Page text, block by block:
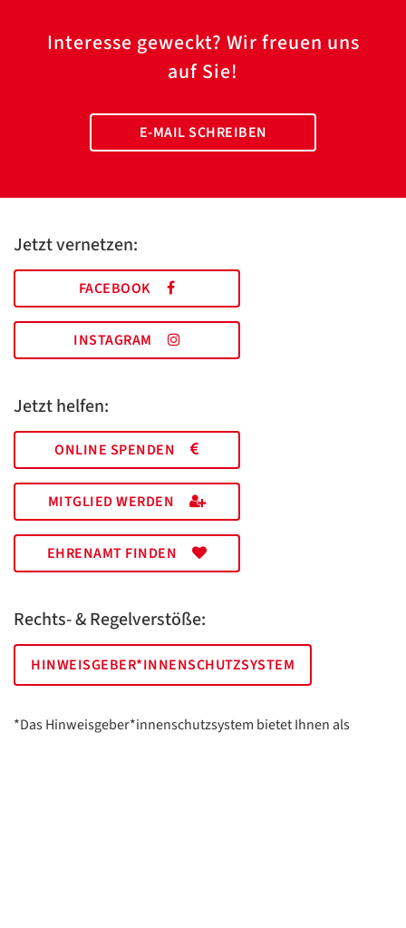
Interesse geweckt? Wir freuen uns
auf Sie!
E-MAIL SCHREIBEN
Jetzt vernetzen:
FACEBOOK
INSTAGRAM
Jetzt helfen:
ONLINE SPENDEN
MITGLIED WERDEN
EHRENAMT FINDEN
Rechts- & Regelverstöße:
HINWEISGEBER*INNENSCHUTZSYSTEM
*Das Hinweisgeber*innenschutzsystem bietet Ihnen als